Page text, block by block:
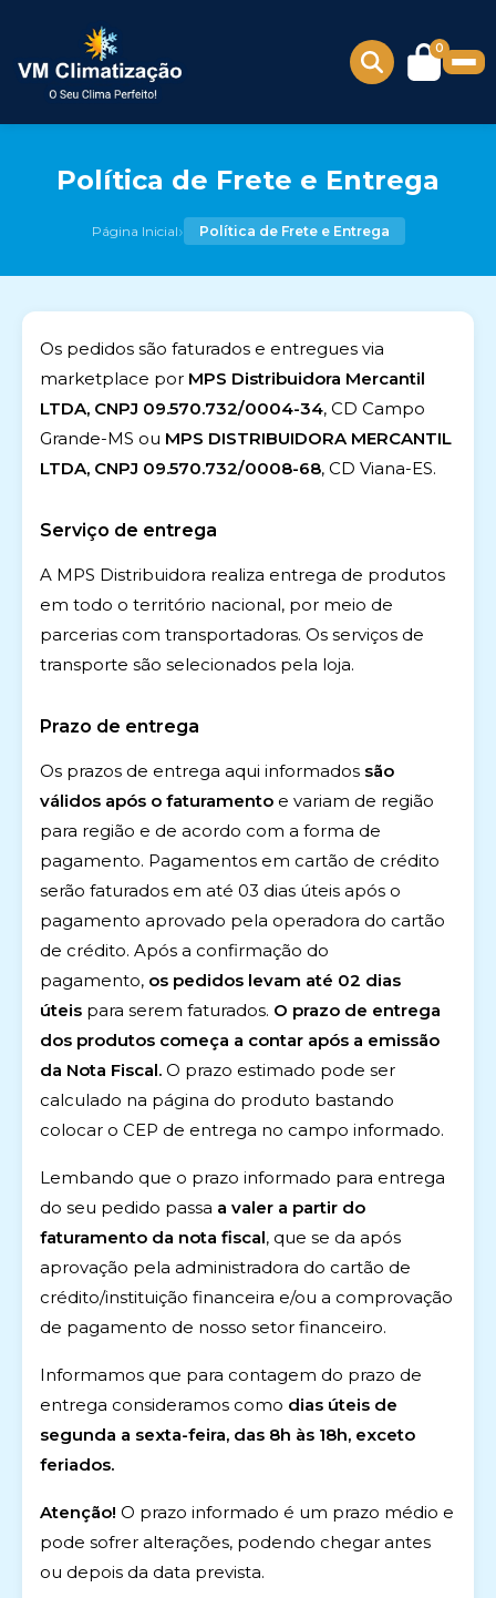
0
Política de Frete e Entrega
Página Inicial› Política de Frete e Entrega
Os pedidos são faturados e entregues via
marketplace por MPS Distribuidora Mercantil
LTDA, CNPJ 09.570.732/0004-34, CD Campo
Grande-MS ou MPS DISTRIBUIDORA MERCANTIL
LTDA, CNPJ 09.570.732/0008-68, CD Viana-ES.
Serviço de entrega
A MPS Distribuidora realiza entrega de produtos
em todo o território nacional, por meio de
parcerias com transportadoras. Os serviços de
transporte são selecionados pela loja.
Prazo de entrega
Os prazos de entrega aqui informados são
válidos após o faturamento e variam de região
para região e de acordo com a forma de
pagamento. Pagamentos em cartão de crédito
serão faturados em até 03 dias úteis após o
pagamento aprovado pela operadora do cartão
de crédito. Após a confirmação do
pagamento, os pedidos levam até 02 dias
úteis para serem faturados. O prazo de entrega
dos produtos começa a contar após a emissão
da Nota Fiscal. O prazo estimado pode ser
calculado na página do produto bastando
colocar o CEP de entrega no campo informado.
Lembando que o prazo informado para entrega
do seu pedido passa a valer a partir do
faturamento da nota fiscal, que se da após
aprovação pela administradora do cartão de
crédito/instituição financeira e/ou a comprovação
de pagamento de nosso setor financeiro.
Informamos que para contagem do prazo de
entrega consideramos como dias úteis de
segunda a sexta-feira, das 8h às 18h, exceto
feriados.
Atenção! O prazo informado é um prazo médio e
pode sofrer alterações, podendo chegar antes
ou depois da data prevista.